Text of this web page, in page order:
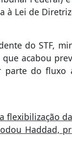
Lei de
do STF,
acabou
parte do
flexibilização
Haddad,